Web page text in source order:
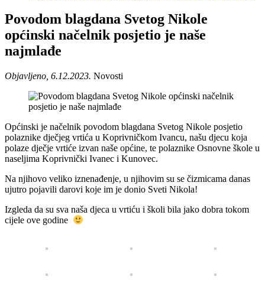
Povodom blagdana Svetog Nikole
općinski načelnik posjetio je naše
najmlađe
Objavljeno, 6.12.2023. Novosti
Općinski je načelnik povodom blagdana Svetog Nikole posjetio
polaznike dječjeg vrtića u Koprivničkom Ivancu, našu djecu koja
polaze dječje vrtiće izvan naše općine, te polaznike Osnovne škole u
naseljima Koprivnički Ivanec i Kunovec.
Na njihovo veliko iznenađenje, u njihovim su se čizmicama danas
ujutro pojavili darovi koje im je donio Sveti Nikola!
Izgleda da su sva naša djeca u vrtiću i školi bila jako dobra tokom
cijele ove godine